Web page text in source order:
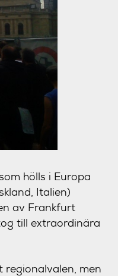
hölls i Europa
Italien)
av Frankfurt
till extraordinära
regionalvalen, men